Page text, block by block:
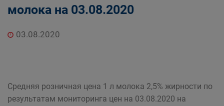
молока на 03.08.2020
03.08.2020
Средняя розничная цена 1 л молока 2,5% жирности по
результатам мониторинга цен на 03.08.2020 на